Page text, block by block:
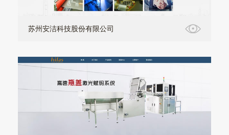
苏州安洁科技股份有限公司